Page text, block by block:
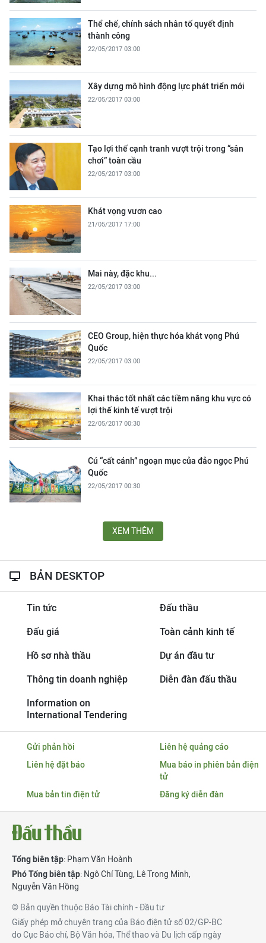
Thể chế, chính sách nhân tố quyết định
thành công
22/05/2017 03:00
Xây dựng mô hình động lực phát triển mới
22/05/2017 03:00
Tạo lợi thế cạnh tranh vượt trội trong “sân
chơi” toàn cầu
22/05/2017 03:00
Khát vọng vươn cao
21/05/2017 17:00
Mai này, đặc khu...
22/05/2017 03:00
CEO Group, hiện thực hóa khát vọng Phú
Quốc
22/05/2017 03:00
Khai thác tốt nhất các tiềm năng khu vực có
lợi thế kinh tế vượt trội
22/05/2017 00:30
Cú “cất cánh” ngoạn mục của đảo ngọc Phú
Quốc
22/05/2017 00:30
XEM THÊM
BẢN DESKTOP
Tin tức Đấu thầu
Đấu giá Toàn cảnh kinh tế
Hồ sơ nhà thầu Dự án đầu tư
Thông tin doanh nghiệp Diễn đàn đấu thầu
Information on
International Tendering
Gửi phản hồi
Liên hệ quảng cáo
Liên hệ đặt báo
Mua báo in phiên bản điện
tử
Mua bản tin điện tử
Đăng ký diễn đàn
Tổng biên tập: Phạm Văn Hoành
Phó Tổng biên tập: Ngô Chí Tùng, Lê Trọng Minh,
Nguyễn Văn Hồng
© Bản quyền thuộc Báo Tài chính - Đầu tư
Giấy phép mở chuyên trang của Báo điện tử số 02/GP-BC
do Cục Báo chí, Bộ Văn hóa, Thể thao và Du lịch cấp ngày